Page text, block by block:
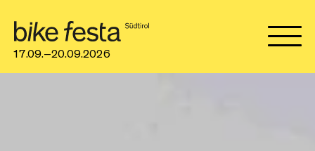
17.09.–20.09.2026